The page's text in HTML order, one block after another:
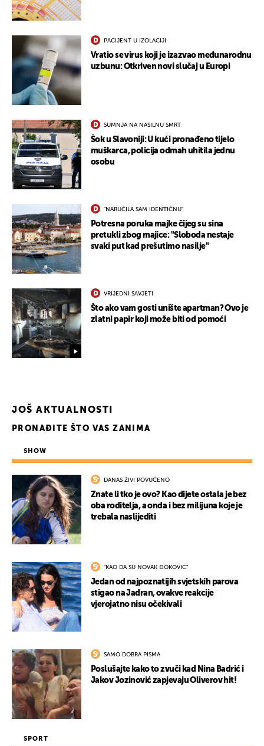
PACIJENT U IZOLACIJI
Vratio se virus koji je izazvao međunarodnu
uzbunu: Otkriven novi slučaj u Europi
SUMNJA NA NASILNU SMRT
Šok u Slavoniji: U kući pronađeno tijelo
muškarca, policija odmah uhitila jednu
osobu
"NARUČILA SAM IDENTIČNU"
Potresna poruka majke čijeg su sina
pretukli zbog majice: "Sloboda nestaje
svaki put kad prešutimo nasilje"
VRIJEDNI SAVJETI
Što ako vam gosti unište apartman? Ovo je
zlatni papir koji može biti od pomoći
JOŠ AKTUALNOSTI
PRONAĐITE ŠTO VAS ZANIMA
SHOW
DANAS ŽIVI POVUČENO
Znate li tko je ovo? Kao dijete ostala je bez
oba roditelja, a onda i bez milijuna koje je
trebala naslijediti
"KAO DA SU NOVAK ĐOKOVIĆ"
Jedan od najpoznatijih svjetskih parova
stigao na Jadran, ovakve reakcije
vjerojatno nisu očekivali
SAMO DOBRA PISMA
Poslušajte kako to zvuči kad Nina Badrić i
Jakov Jozinović zapjevaju Oliverov hit!
SPORT
UKLJUČITE NOTIFIKACIJE